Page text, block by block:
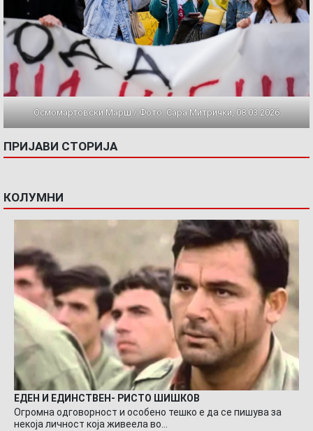
Осмомартовски Марш / Фото: Сара Митрички, 08.03.2026
ПРИЈАВИ СТОРИЈА
КОЛУМНИ
ЕДЕН И ЕДИНСТВЕН- РИСТО ШИШКОВ
Огромна одговорност и особено тешко е да се пишува за
некоја личност која живеела во…